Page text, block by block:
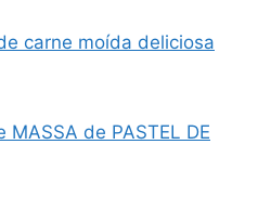
carne moída deliciosa
MASSA de PASTEL DE